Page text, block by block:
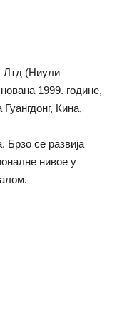
Лтд (Ниули
1999. године,
Кина,
Брзо се развија
нивое у